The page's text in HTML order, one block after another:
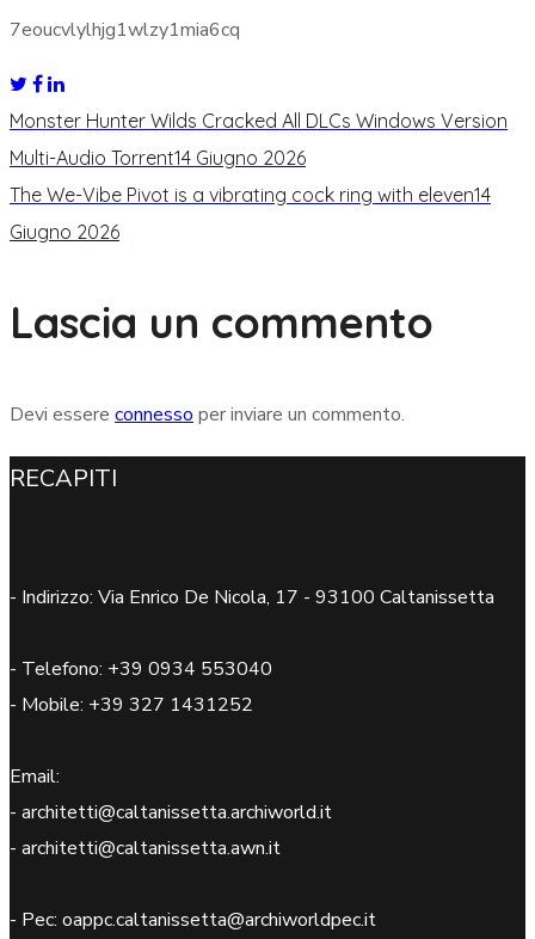
7eoucvlylhjg1wlzy1mia6cq
Monster Hunter Wilds Cracked All DLCs Windows Version
Multi-Audio Torrent14 Giugno 2026
The We-Vibe Pivot is a vibrating cock ring with eleven14
Giugno 2026
Lascia un commento
Devi essere connesso per inviare un commento.
RECAPITI
- Indirizzo: Via Enrico De Nicola, 17 - 93100 Caltanissetta
- Telefono: +39 0934 553040
- Mobile: +39 327 1431252
Email:
- architetti@caltanissetta.archiworld.it
- architetti@caltanissetta.awn.it
- Pec: oappc.caltanissetta@archiworldpec.it